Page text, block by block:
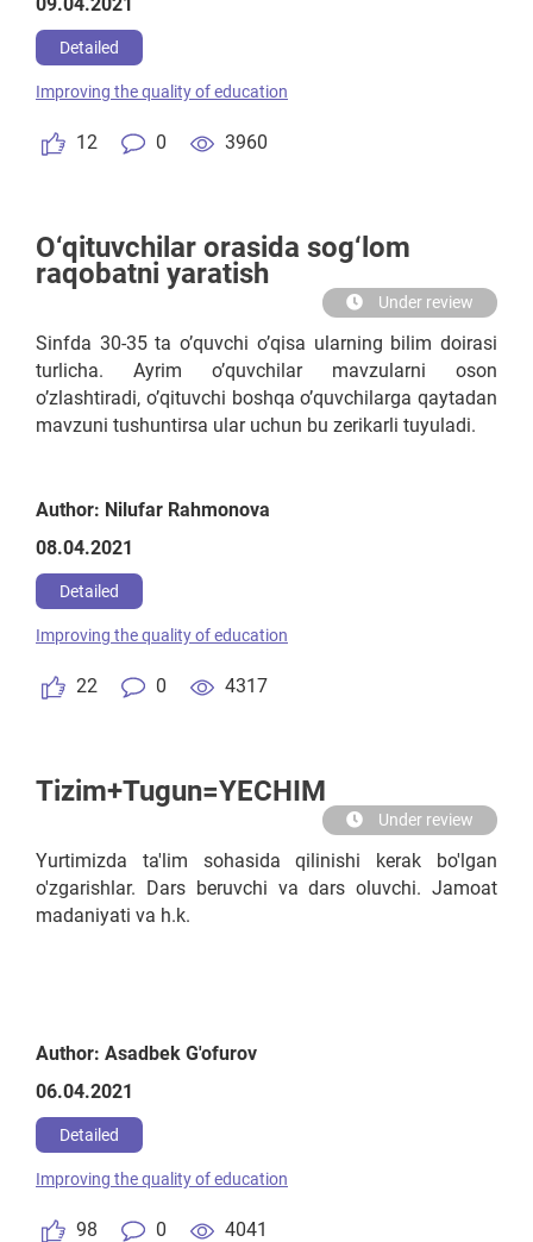
Kollejgaxam intixon asosida qabul qilinadi agar testan
o'tolmasa 16yoshdan avtomatik qabul qilinadi.
4)Institutga 4yil o'qitiladi 1-4 kursgacha o'qitiladi 2yil
o'qidi va 2yil o'zini soxasida (tekinga) ishlaydi
davlatga. Qizbolar va O'g'ilbolar alohida o'qishi kerak
Maktabda, Kollejda va Instituda.
Detailed
12 0 3960
Improving the quality of education
O‘qituvchilar orasida sog‘lom
raqobatni yaratish
Under review
Sinfda 30-35 ta o’quvchi o’qisa ularning bilim doirasi
turlicha. Ayrim o’quvchilar mavzularni oson
o’zlashtiradi, o’qituvchi boshqa o’quvchilarga qaytadan
mavzuni tushuntirsa ular uchun bu zerikarli tuyuladi.
Author: Nilufar Rahmonova
08.04.2021
Detailed
22 0 4317
Improving the quality of education
Tizim+Tugun=YECHIM
Under review
Yurtimizda ta'lim sohasida qilinishi kerak bo'lgan
o'zgarishlar. Dars beruvchi va dars oluvchi. Jamoat
madaniyati va h.k.
Author: Asadbek G'ofurov
06.04.2021
Detailed
98 0 4041
Improving the quality of education